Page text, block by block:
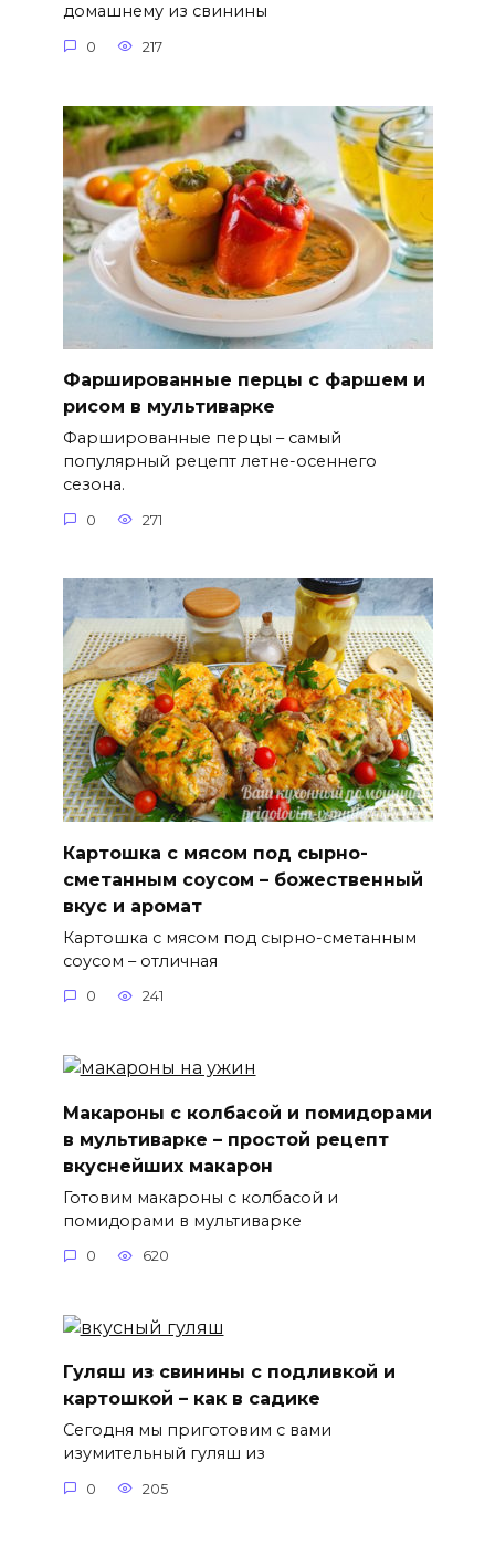
домашнему из свинины
0 217
Фаршированные перцы с фаршем и
рисом в мультиварке
Фаршированные перцы – самый
популярный рецепт летне-осеннего
сезона.
0 271
Картошка с мясом под сырно-
сметанным соусом – божественный
вкус и аромат
Картошка с мясом под сырно-сметанным
соусом – отличная
0 241
Макароны с колбасой и помидорами
в мультиварке – простой рецепт
вкуснейших макарон
Готовим макароны с колбасой и
помидорами в мультиварке
0 620
Гуляш из свинины с подливкой и
картошкой – как в садике
Сегодня мы приготовим с вами
изумительный гуляш из
0 205